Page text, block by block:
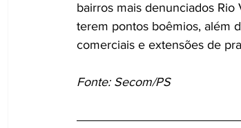
bairros mais denunciados
terem pontos boêmios, além
comerciais e extensões de
Fonte: Secom/PS